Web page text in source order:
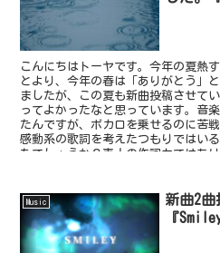
こんにちはトーヤです。今年の夏熱
とより、今年の春は「ありがとう」
ましたが、この夏も新曲投稿させて
ってよかったなと思っています。音
たんですが、ボカロを乗せるのに苦
感動系の歌詞を考えたつもりではい
たでしょうか？素人の作詞力ではあ
Music
新曲2曲
『